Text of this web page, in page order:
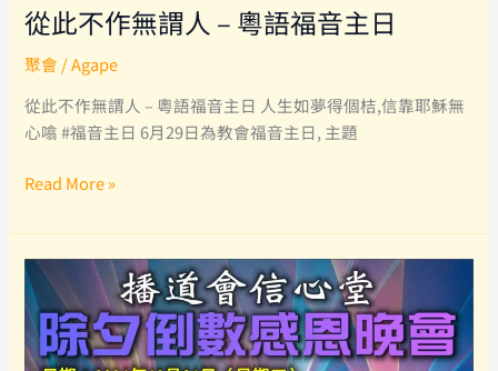
從此不作無謂人 – 粵語福音主日
聚會 /Agape
從此不作無謂人 – 粵語福音主日 人生如夢得個桔,信靠耶穌無
心噏 #福音主日 6月29日為教會福音主日, 主題
從
不
作
無
謂
人
Read More »